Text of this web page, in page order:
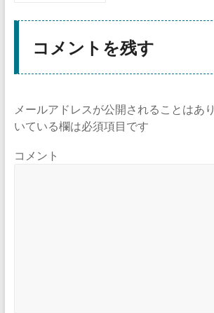
コメントを残す
メールアドレスが公開されることはあ
いている欄は必須項目です
コメント